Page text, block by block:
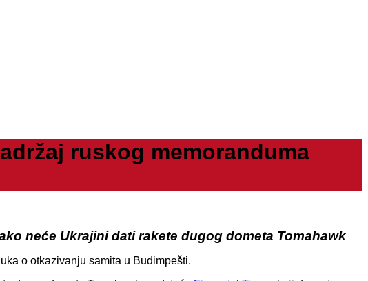
ruskog memoranduma
neće Ukrajini dati rakete dugog dometa Tomahawk
o otkazivanju samita u Budimpešti.